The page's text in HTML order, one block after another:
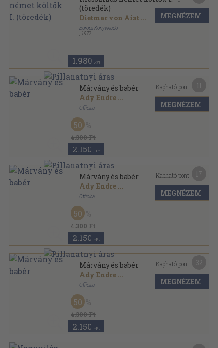
(töredék)
Dietmar von Aist ...
Európa Könyvkiadó
1977
1.980 ,-Ft
MEGNÉZEM
Márvány és babér
Ady Endre ...
Officina
Félvászon
4.300 Ft
50
2.150 ,-Ft
Kapható pont:
MEGNÉZEM
Márvány és babér
Ady Endre ...
Officina
Félvászon
4.300 Ft
50
2.150 ,-Ft
Kapható pont:
MEGNÉZEM
Márvány és babér
Ady Endre ...
Officina
Félvászon
4.300 Ft
50
2.150 ,-Ft
Kapható pont:
MEGNÉZEM